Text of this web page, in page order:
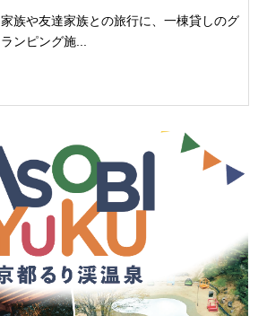
家族や友達家族との旅行に、一棟貸しのグ
ランピング施...